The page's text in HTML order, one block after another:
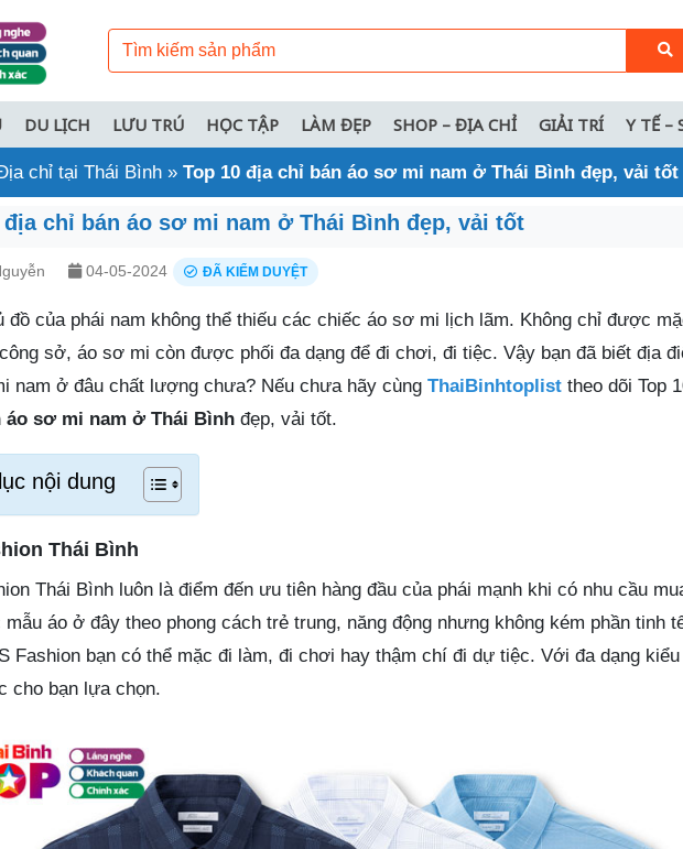
DU LỊCH LƯU TRÚ HỌC TẬP LÀM ĐẸP SHOP – ĐỊA CHỈ GIẢI TRÍ Y TẾ –
chỉ tại Thái Bình » Top 10 địa chỉ bán áo sơ mi nam ở Thái Bình đẹp, vải tốt
địa chỉ bán áo sơ mi nam ở Thái Bình đẹp, vải tốt
04-05-2024 ĐÃ KIỂM DUYỆT
đồ của phái nam không thể thiếu các chiếc áo sơ mi lịch lãm. Không chỉ được
sở, áo sơ mi còn được phối đa dạng để đi chơi, đi tiệc. Vậy bạn đã biết địa
nam ở đâu chất lượng chưa? Nếu chưa hãy cùng ThaiBinhtoplist theo dõi Top
áo sơ mi nam ở Thái Bình đẹp, vải tốt.
nội dung
Thái Bình
Thái Bình luôn là điểm đến ưu tiên hàng đầu của phái mạnh khi có nhu cầu
mẫu áo ở đây theo phong cách trẻ trung, năng động nhưng không kém phần tinh
Fashion bạn có thể mặc đi làm, đi chơi hay thậm chí đi dự tiệc. Với đa dạng
cho bạn lựa chọn.